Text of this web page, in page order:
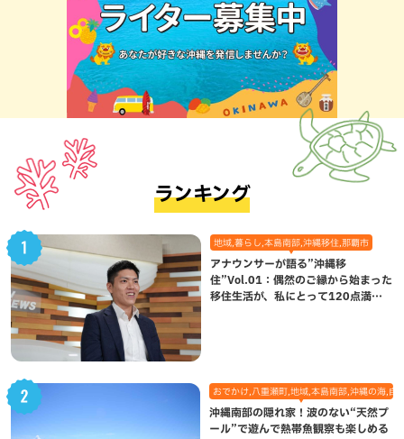
ランキング
地域,暮らし,本島南部,沖縄移住,那覇市
アナウンサーが語る”沖縄移
住”Vol.01：偶然のご縁から始まった
移住生活が、私にとって120点満点
おでかけ,八重瀬町,地域,本島南部,沖縄の海,自
沖縄南部の隠れ家！波のない“天然プ
ール”で遊んで熱帯魚観察も楽しめる